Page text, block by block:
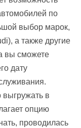
по
выбор марок,
а также другие
вы сможете
дату
в
опцию
проводилась